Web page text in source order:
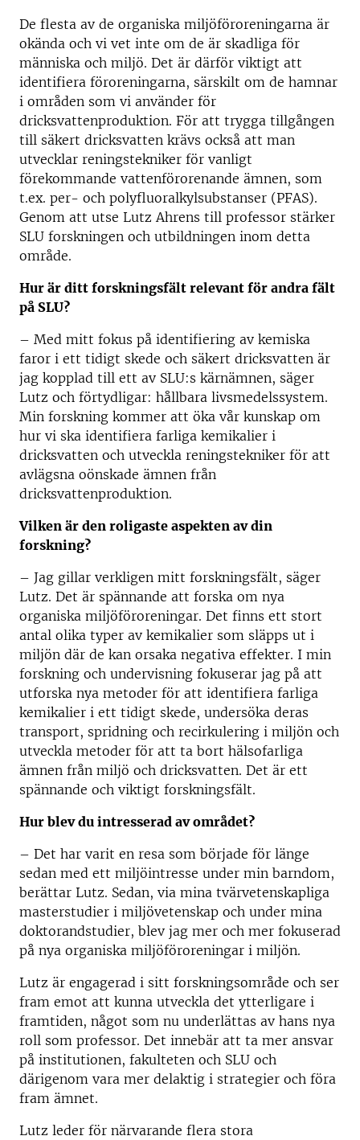
De flesta av de organiska miljöföroreningarna är
okända och vi vet inte om de är skadliga för
människa och miljö. Det är därför viktigt att
identifiera föroreningarna, särskilt om de hamnar
i områden som vi använder för
dricksvattenproduktion. För att trygga tillgången
till säkert dricksvatten krävs också att man
utvecklar reningstekniker för vanligt
förekommande vattenförorenande ämnen, som
t.ex. per- och polyfluoralkylsubstanser (PFAS).
Genom att utse Lutz Ahrens till professor stärker
SLU forskningen och utbildningen inom detta
område.
Hur är ditt forskningsfält relevant för andra fält
på SLU?
– Med mitt fokus på identifiering av kemiska
faror i ett tidigt skede och säkert dricksvatten är
jag kopplad till ett av SLU:s kärnämnen, säger
Lutz och förtydligar: hållbara livsmedelssystem.
Min forskning kommer att öka vår kunskap om
hur vi ska identifiera farliga kemikalier i
dricksvatten och utveckla reningstekniker för att
avlägsna oönskade ämnen från
dricksvattenproduktion.
Vilken är den roligaste aspekten av din
forskning?
– Jag gillar verkligen mitt forskningsfält, säger
Lutz. Det är spännande att forska om nya
organiska miljöföroreningar. Det finns ett stort
antal olika typer av kemikalier som släpps ut i
miljön där de kan orsaka negativa effekter. I min
forskning och undervisning fokuserar jag på att
utforska nya metoder för att identifiera farliga
kemikalier i ett tidigt skede, undersöka deras
transport, spridning och recirkulering i miljön och
utveckla metoder för att ta bort hälsofarliga
ämnen från miljö och dricksvatten. Det är ett
spännande och viktigt forskningsfält.
Hur blev du intresserad av området?
– Det har varit en resa som började för länge
sedan med ett miljöintresse under min barndom,
berättar Lutz. Sedan, via mina tvärvetenskapliga
masterstudier i miljövetenskap och under mina
doktorandstudier, blev jag mer och mer fokuserad
på nya organiska miljöföroreningar i miljön.
Lutz är engagerad i sitt forskningsområde och ser
fram emot att kunna utveckla det ytterligare i
framtiden, något som nu underlättas av hans nya
roll som professor. Det innebär att ta mer ansvar
på institutionen, fakulteten och SLU och
därigenom vara mer delaktig i strategier och föra
fram ämnet.
Lutz leder för närvarande flera stora